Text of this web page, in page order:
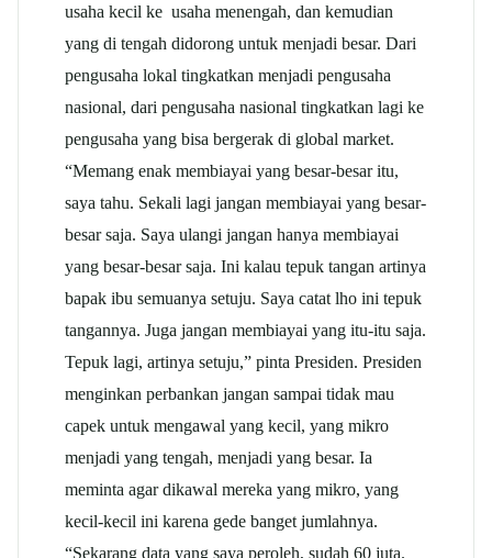
usaha kecil ke usaha menengah, dan kemudian
yang di tengah didorong untuk menjadi besar. Dari
pengusaha lokal tingkatkan menjadi pengusaha
nasional, dari pengusaha nasional tingkatkan lagi ke
pengusaha yang bisa bergerak di global market.
“Memang enak membiayai yang besar-besar itu,
saya tahu. Sekali lagi jangan membiayai yang besar-
besar saja. Saya ulangi jangan hanya membiayai
yang besar-besar saja. Ini kalau tepuk tangan artinya
bapak ibu semuanya setuju. Saya catat lho ini tepuk
tangannya. Juga jangan membiayai yang itu-itu saja.
Tepuk lagi, artinya setuju,” pinta Presiden. Presiden
menginkan perbankan jangan sampai tidak mau
capek untuk mengawal yang kecil, yang mikro
menjadi yang tengah, menjadi yang besar. Ia
meminta agar dikawal mereka yang mikro, yang
kecil-kecil ini karena gede banget jumlahnya.
“Sekarang data yang saya peroleh, sudah 60 juta.